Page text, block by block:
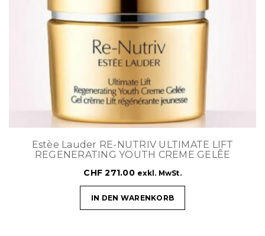
Estèe Lauder RE-NUTRIV ULTIMATE LIFT
REGENERATING YOUTH CREME GELÊE
CHF 271.00 exkl. MwSt.
IN DEN WARENKORB